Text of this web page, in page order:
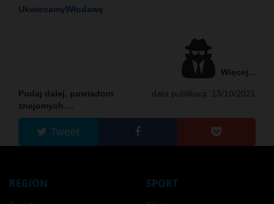
UkwiecamyWłodawę
Więcej...
data publikacji: 13/10/2021
Podaj dalej, powiadom
znajomych....
Tweet
REGION SPORT